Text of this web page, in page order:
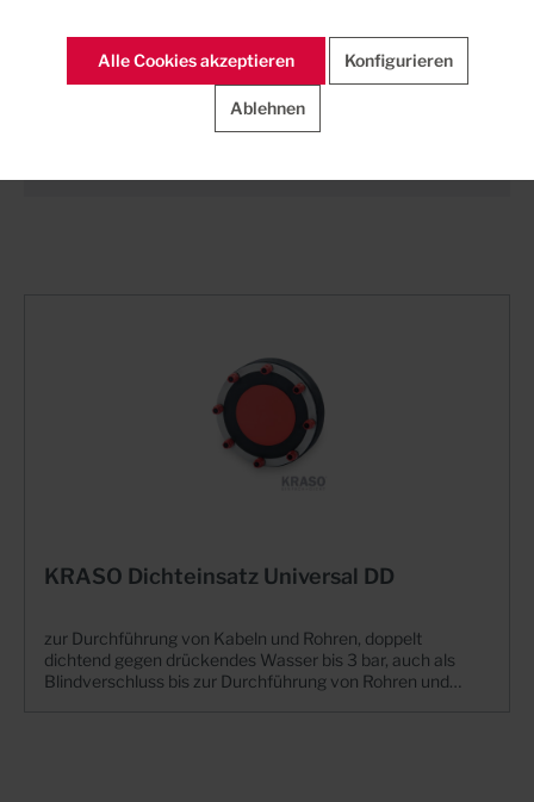
KRASO Dichteinsatz Universal DD
zur Durchführung von Kabeln und Rohren, doppelt
dichtend gegen drückendes Wasser bis 3 bar, auch als
Blindverschluss bis zur Durchführung von Rohren und
Alle Cookies akzeptieren Konfigurieren
Ablehnen